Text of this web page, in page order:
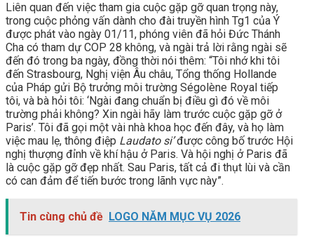
Liên quan đến việc tham gia cuộc gặp gỡ quan trọng này,
trong cuộc phỏng vấn dành cho đài truyền hình Tg1 của Ý
được phát vào ngày 01/11, phóng viên đã hỏi Đức Thánh
Cha có tham dự COP 28 không, và ngài trả lời rằng ngài sẽ
đến đó trong ba ngày, đồng thời nói thêm: “Tôi nhớ khi tôi
đến Strasbourg, Nghị viện Âu châu, Tổng thống Hollande
của Pháp gửi Bộ trưởng môi trường Ségolène Royal tiếp
tôi, và bà hỏi tôi: ‘Ngài đang chuẩn bị điều gì đó về môi
trường phải không? Xin ngài hãy làm trước cuộc gặp gỡ ở
Paris’. Tôi đã gọi một vài nhà khoa học đến đây, và họ làm
việc mau lẹ, thông điệp Laudato si’được công bố trước Hội
nghị thượng đỉnh về khí hậu ở Paris. Và hội nghị ở Paris đã
là cuộc gặp gỡ đẹp nhất. Sau Paris, tất cả đi thụt lùi và cần
có can đảm để tiến bước trong lãnh vực này”.
Tin cùng chủ đề LOGO NĂM MỤC VỤ 2026